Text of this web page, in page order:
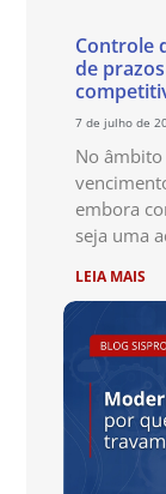
Controle
de
7 de julho de
No âmbito
embora
seja uma
LEIA MAIS